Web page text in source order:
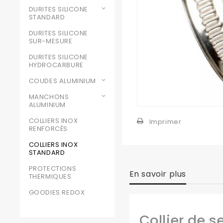
DURITES SILICONE
STANDARD
DURITES SILICONE
SUR-MESURE
DURITES SILICONE
HYDROCARBURE
COUDES ALUMINIUM
MANCHONS
ALUMINIUM
COLLIERS INOX
RENFORCÉS
COLLIERS INOX
STANDARD
PROTECTIONS
THERMIQUES
GOODIES REDOX
Imprimer
En savoir plus